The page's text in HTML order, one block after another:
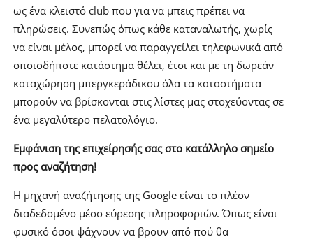
ως ένα κλειστό club που για να μπεις πρέπει να
πληρώσεις. Συνεπώς όπως κάθε καταναλωτής, χωρίς
να είναι μέλος, μπορεί να παραγγείλει τηλεφωνικά από
οποιοδήποτε κατάστημα θέλει, έτσι και με τη δωρεάν
καταχώρηση μπεργκεράδικου όλα τα καταστήματα
μπορούν να βρίσκονται στις λίστες μας στοχεύοντας σε
ένα μεγαλύτερο πελατολόγιο.
Εμφάνιση της επιχείρησής σας στο κατάλληλο σημείο
προς αναζήτηση!
Η μηχανή αναζήτησης της Google είναι το πλέον
διαδεδομένο μέσο εύρεσης πληροφοριών. Όπως είναι
φυσικό όσοι ψάχνουν να βρουν από πού θα